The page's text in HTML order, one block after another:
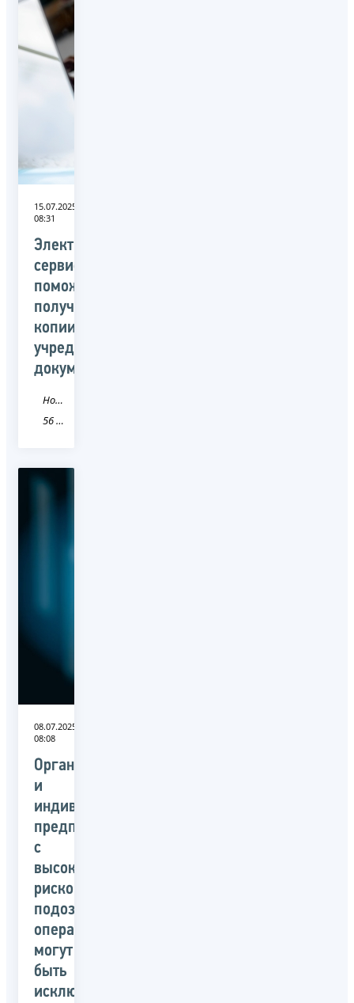
15.07.2025
08:31
Электронный
сервис
поможет
получить
копии
учредительных
документов
Новость
56 Оренбургская область
08.07.2025
08:08
Организации
и
индивидуальных
предпринимателей
с
высоким
риском
подозрительных
операций
могут
быть
исключены